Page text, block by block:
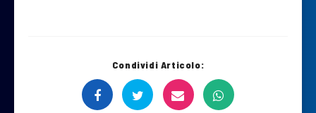
Condividi Articolo: